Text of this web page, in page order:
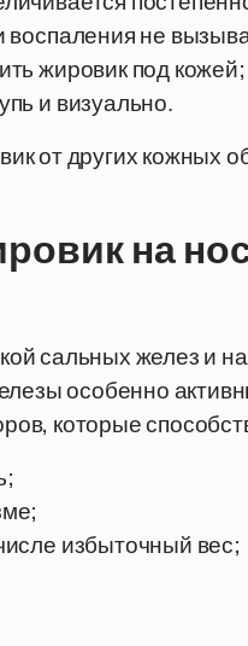
воспаления не
жировик под кожей;
и визуально.
от других кожных
на
сальных желез и
особенно
которые
избыточный вес;